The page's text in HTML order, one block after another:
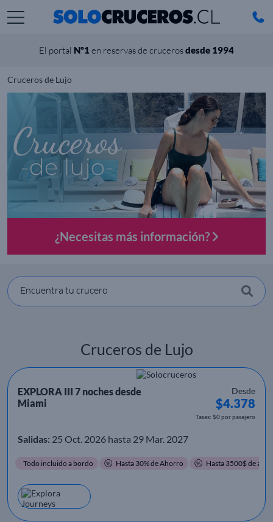
El portal Nº1 en reservas de crucerosdesde 1994
Cruceros de Lujo
¿Necesitas más información?
Encuentra tu crucero
Cruceros de Lujo
EXPLORA III 7 noches desde
Miami
Desde
$4.378
Tasas: $0 por pasajero
Salidas: 25 Oct. 2026 hasta 29 Mar. 2027
Todo incluido a bordo Hasta 30% de Ahorro Hasta 3500$ de